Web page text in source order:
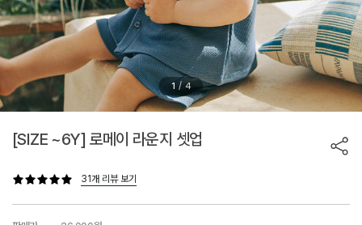
1 / 4
[SIZE ~6Y] 로메이 라운지 셋업
31개 리뷰 보기